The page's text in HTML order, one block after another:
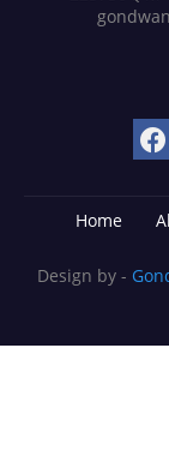
Home
Design by -